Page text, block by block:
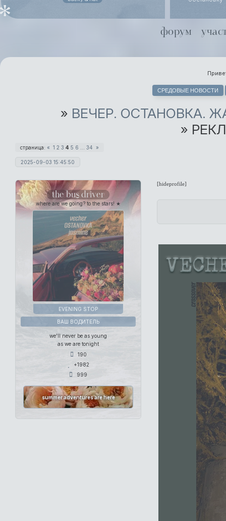
даже не
форум
СРЕДОВЫЕ НОВОСТИ
» ВЕЧЕР. ОСТАНОВКА.
»
страница: « 1 2 3 4 5 6 34 »
2025-09-03 15:45:50
the bus driver
where are we going? to the stars! ★
EVENING STOP
ВАШ ВОДИТЕЛЬ
we'll never be as young
as we are tonight
190
+1982
999
summer adventures are here
[hideprofile]